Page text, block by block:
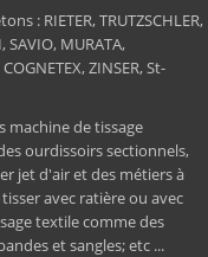
: RIETER, TRUTZSCHLER,
SAVIO, MURATA,
ZINSER, St-
machine de tissage
ourdissoirs sectionnels,
jet d'air et des métiers à
avec ratière ou avec
textile comme des
et sangles; etc ...